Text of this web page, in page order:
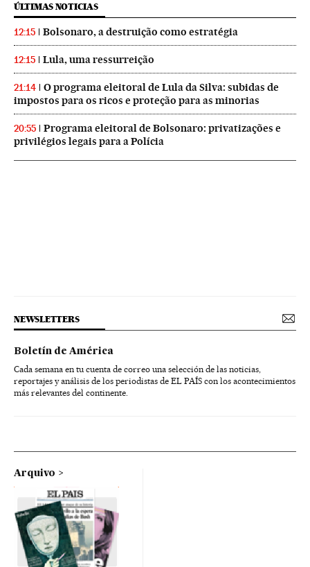
ÚLTIMAS NOTICIAS
12:15 Bolsonaro, a destruição como estratégia
12:15 Lula, uma ressurreição
21:14
O programa eleitoral de Lula da Silva: subidas de
impostos para os ricos e proteção para as minorias
20:55
Programa eleitoral de Bolsonaro: privatizações e
privilégios legais para a Polícia
NEWSLETTERS
Boletín de América
Cada semana en tu cuenta de correo una selección de las noticias,
reportajes y análisis de los periodistas de EL PAÍS con los acontecimientos
más relevantes del continente.
Arquivo